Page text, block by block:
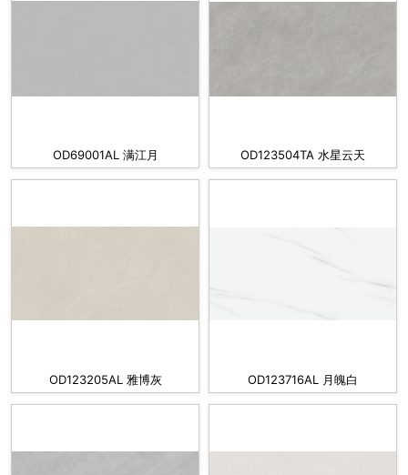
OD69001AL 满江月 OD123504TA 水星云天
OD123205AL 雅博灰 OD123716AL 月魄白